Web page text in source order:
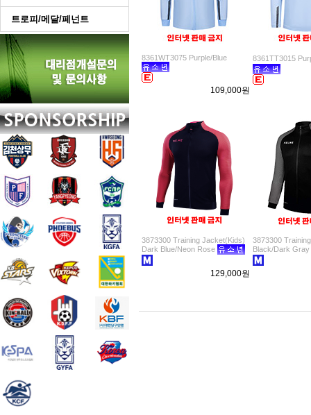
트로피/메달/페넌트
8361WT3075 Purple/Blue
109,000원
8361TT3015
3873300 Training Jacket(Kids)
Dark Blue/Neon Rose
129,000원
3873300
Black/Dark Gray